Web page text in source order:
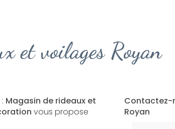
et voilages Royan
Magasin de rideaux et
vous propose
Contactez-
Royan